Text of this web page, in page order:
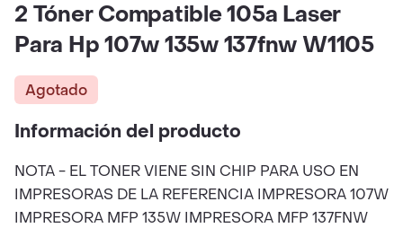
2 Tóner Compatible 105a Laser
Para Hp 107w 135w 137fnw W1105
Agotado
Información del producto
NOTA - EL TONER VIENE SIN CHIP PARA USO EN
IMPRESORAS DE LA REFERENCIA IMPRESORA 107W
IMPRESORA MFP 135W IMPRESORA MFP 137FNW